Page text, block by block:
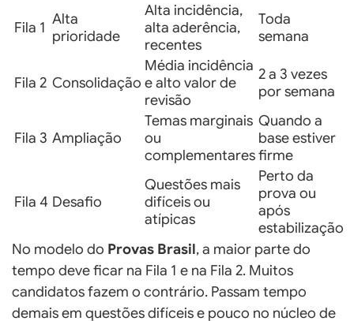
Fila 1 Alta
prioridade
Alta incidência,
alta aderência,
recentes
Toda
semana
Fila 2 Consolidação
Média incidência
e alto valor de
revisão
2 a 3 vezes
por semana
Fila 3 Ampliação
Temas marginais
ou
complementares
Quando a
base estiver
firme
Fila 4 Desafio
Questões mais
difíceis ou
atípicas
Perto da
prova ou
após
estabilização
No modelo do Provas Brasil, a maior parte do
tempo deve ficar na Fila 1 e na Fila 2. Muitos
candidatos fazem o contrário. Passam tempo
demais em questões difíceis e pouco no núcleo de